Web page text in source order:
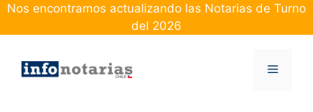
Skip
Nos encontramos actualizando las Notarias de Turno
del 2026
Menu